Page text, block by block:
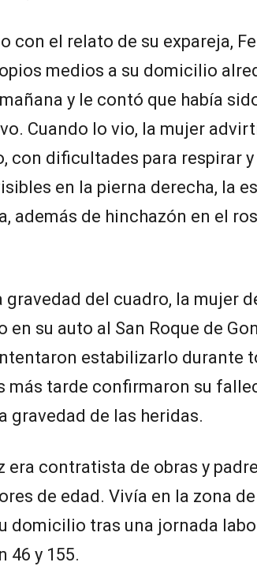
con el relato de su expareja,
medios a su domicilio
y le contó que había
Cuando lo vio, la mujer
con dificultades para respirar
en la pierna derecha, la
además de hinchazón en el
gravedad del cuadro, la mujer
en su auto al San Roque de
estabilizarlo durante
más tarde confirmaron su
gravedad de las heridas.
era contratista de obras y
de edad. Vivía en la zona de
domicilio tras una jornada
46 y 155.